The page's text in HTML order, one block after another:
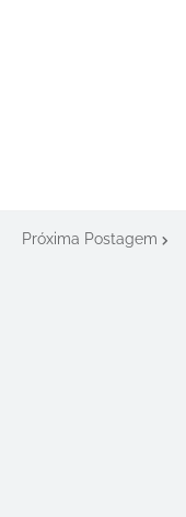
Próxima Postagem